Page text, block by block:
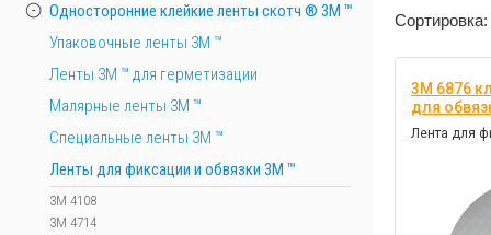
Сортировка:
3M 6876
для
Лента для
Односторонние клейкие ленты скотч ® 3M ™
Упаковочные ленты 3М ™
Ленты 3М ™ для герметизации
Малярные ленты 3М ™
Специальные ленты 3M ™
Ленты для фиксации и обвязки 3M ™
3M 4108
3M 4714